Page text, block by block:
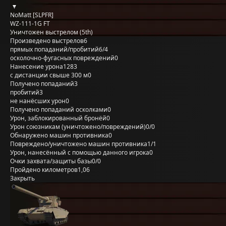
NoMatt [SLPFR]
WZ-111-1G FT
Уничтожен выстрелом (5th)
Произведено выстрелов6
прямых попаданий/пробитий6/4
осколочно-фугасных повреждений0
Нанесение урона1283
с дистанции свыше 300 м0
Получено попаданий3
пробитий3
не нанёсших урон0
Получено попаданий осколками0
Урон, заблокированный бронёй0
Урон союзникам (уничтожено/повреждений)0/0
Обнаружено машин противника0
Повреждено/уничтожено машин противника1/1
Урон, нанесённый с помощью данного игрока0
Очки захвата/защиты базы0/0
Пройдено километров1,06
Закрыть